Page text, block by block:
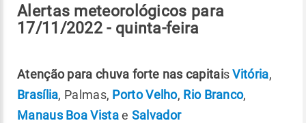
Alertas meteorológicos para
17/11/2022 - quinta-feira
Atenção para chuva forte nas capitaisVitória,
Brasília, Palmas, Porto Velho, Rio Branco,
Manaus Boa Vistae Salvador